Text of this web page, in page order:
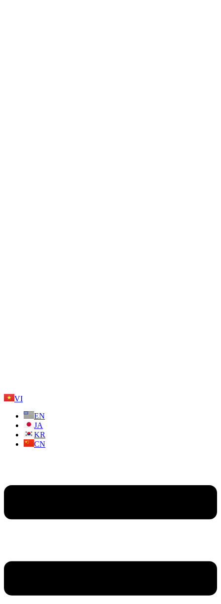
VI
EN
JA
KR
CN